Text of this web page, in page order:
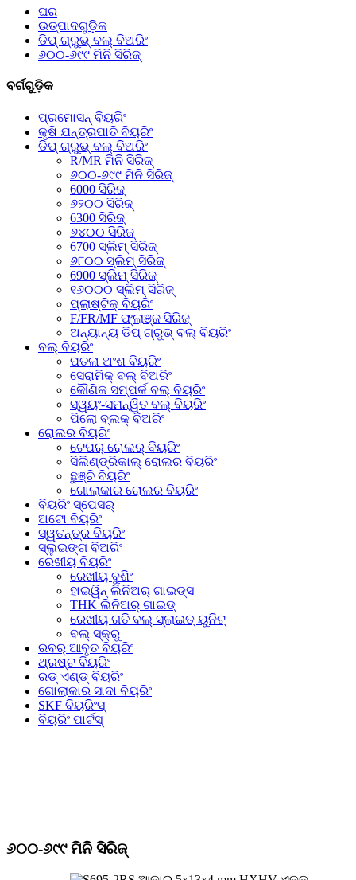
ଘର
ଉତ୍ପାଦଗୁଡ଼ିକ
ଡିପ୍ ଗ୍ରୁଭ୍ ବଲ୍ ବିଅରିଂ
୬୦୦-୬୯୯ ମିନି ସିରିଜ୍
ବର୍ଗଗୁଡ଼ିକ
ପ୍ରମୋସନ୍ ବିୟରିଂ
କୃଷି ଯନ୍ତ୍ରପାତି ବିୟରିଂ
ଡିପ୍ ଗ୍ରୁଭ୍ ବଲ୍ ବିଅରିଂ
R/MR ମିନି ସିରିଜ୍
୬୦୦-୬୯୯ ମିନି ସିରିଜ୍
6000 ସିରିଜ୍
୬୨୦୦ ସିରିଜ୍
6300 ସିରିଜ୍
୬୪୦୦ ସିରିଜ୍
6700 ସ୍ଲିମ୍ ସିରିଜ୍
୬୮୦୦ ସ୍ଲିମ୍ ସିରିଜ୍
6900 ସ୍ଲିମ୍ ସିରିଜ୍
୧୬୦୦୦ ସ୍ଲିମ୍ ସିରିଜ୍
ପ୍ଲାଷ୍ଟିକ୍ ବିୟରିଂ
F/FR/MF ଫ୍ଲାଞ୍ଜ ସିରିଜ୍
ଅନ୍ୟାନ୍ୟ ଡିପ୍ ଗ୍ରୁଭ୍ ବଲ୍ ବିୟରିଂ
ବଲ୍ ବିୟରିଂ
ପତଳା ଅଂଶ ବିୟରିଂ
ସେରାମିକ୍ ବଲ୍ ବିଅରିଂ
କୌଣିକ ସମ୍ପର୍କ ବଲ୍ ବିୟରିଂ
ସ୍ୱୟଂ-ସମନ୍ୱିତ ବଲ୍ ବିୟରିଂ
ପିଲୋ ବ୍ଲକ୍ ବିଅରିଂ
ରୋଲର ବିୟରିଂ
ଟେପର୍ ରୋଲର୍ ବିୟରିଂ
ସିଲିଣ୍ଡ୍ରିକାଲ୍ ରୋଲର ବିୟରିଂ
ଛୁଞ୍ଚି ବିୟରିଂ
ଗୋଲାକାର ରୋଲର ବିୟରିଂ
ବିୟରିଂ ସ୍ପେସର୍
ଅଟୋ ବିୟରିଂ
ସ୍ୱତନ୍ତ୍ର ବିୟରିଂ
ସ୍ଲୁଇଙ୍ଗ ବିଅରିଂ
ରେଖୀୟ ବିୟରିଂ
ରେଖୀୟ ବୁଶିଂ
ହାଇୱିନ୍ ଲିନିଅର୍ ଗାଇଡ୍ସ
THK ଲିନିଅର୍ ଗାଇଡ୍
ରେଖୀୟ ଗତି ବଲ୍ ସ୍ଲାଇଡ୍ ୟୁନିଟ୍
ବଲ୍ ସ୍କ୍ରୁ
ରବର୍ ଆବୃତ ବିୟରିଂ
ଥ୍ରଷ୍ଟ ବିୟରିଂ
ରଡ୍ ଏଣ୍ଡ୍ ବିୟରିଂ
ଗୋଲାକାର ସାଦା ବିୟରିଂ
SKF ବିୟରିଂସ୍
ବିୟରିଂ ପାର୍ଟସ୍
୬୦୦-୬୯୯ ମିନି ସିରିଜ୍